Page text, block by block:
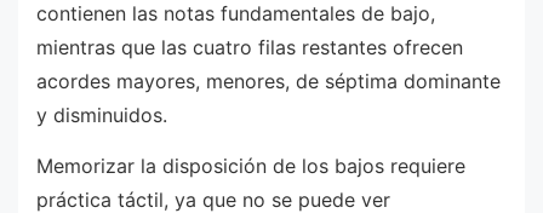
contienen las notas fundamentales de bajo,
mientras que las cuatro filas restantes ofrecen
acordes mayores, menores, de séptima dominante
y disminuidos.
Memorizar la disposición de los bajos requiere
práctica táctil, ya que no se puede ver